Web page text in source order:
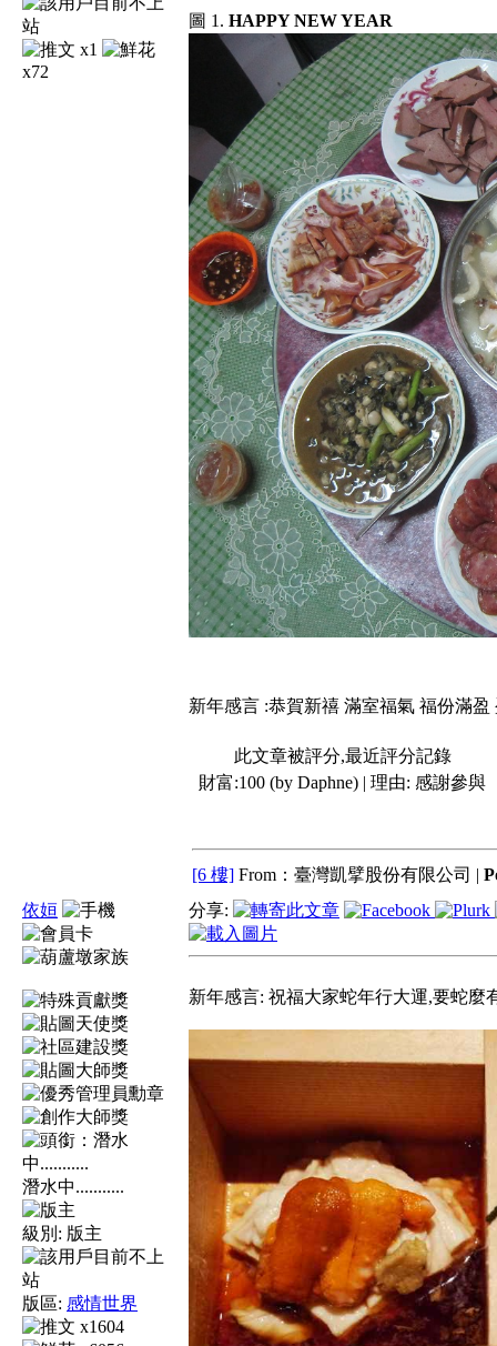
x1
x72
圖 1. HAPPY NEW YEAR
新年感言 :恭賀新禧 滿室福氣 福份滿盈
此文章被評分,最近評分記錄
財富:100 (by Daphne) | 理由: 感謝參與
[6 樓] From：臺灣凱擘股份有限公司 |
依姮
潛水中...........
級別: 版主
版區: 感情世界
x1604
分享:
新年感言: 祝福大家蛇年行大運,要蛇麼